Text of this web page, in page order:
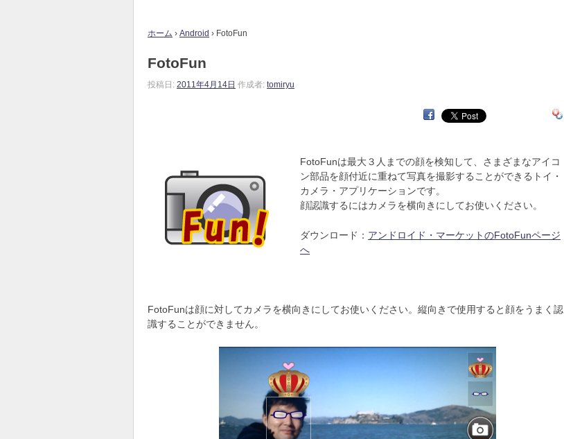
ホーム › Android › FotoFun
FotoFun
投稿日: 2011年4月14日 作成者: tomiryu
FotoFunは最大３人までの顔を検知して、さまざまなアイコ
ン部品を顔付近に重ねて写真を撮影することができるトイ・
カメラ・アプリケーションです。
顔認識するにはカメラを横向きにしてお使いください。
ダウンロード： アンドロイド・マーケットのFotoFunページ
へ
FotoFunは顔に対してカメラを横向きにしてお使いください。縦向きで使用すると顔をうまく認
識することができません。